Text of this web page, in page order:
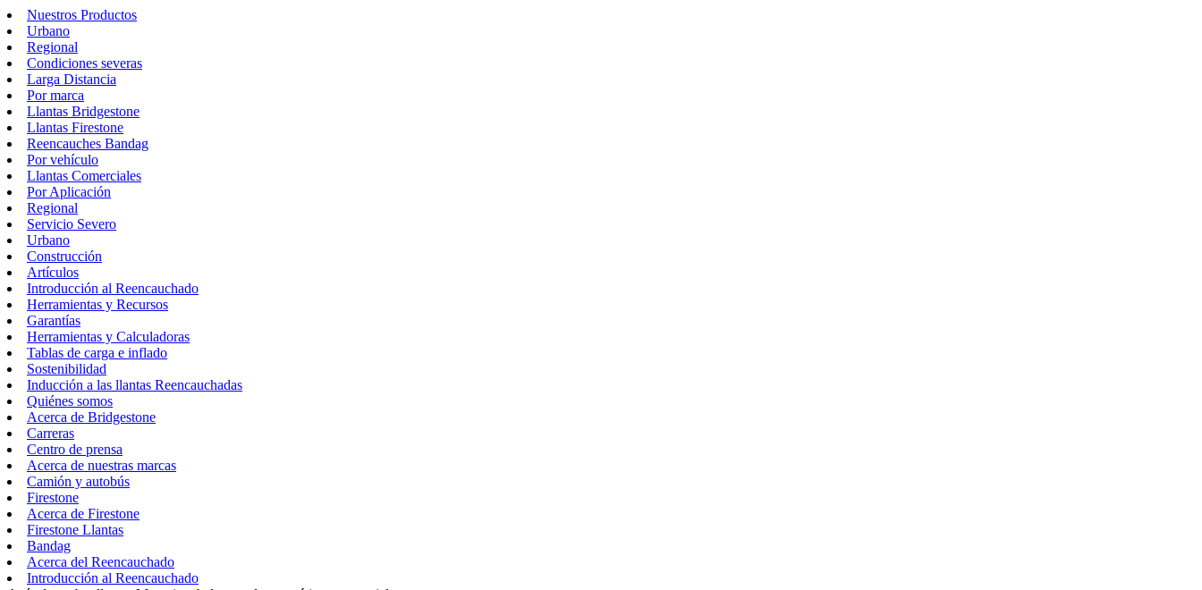
Nuestros Productos
Urbano
Regional
Condiciones severas
Larga Distancia
Por marca
Llantas Bridgestone
Llantas Firestone
Reencauches Bandag
Por vehículo
Llantas Comerciales
Por Aplicación
Regional
Servicio Severo
Urbano
Construcción
Artículos
Introducción al Reencauchado
Herramientas y Recursos
Garantías
Herramientas y Calculadoras
Tablas de carga e inflado
Sostenibilidad
Inducción a las llantas Reencauchadas
Quiénes somos
Acerca de Bridgestone
Carreras
Centro de prensa
Acerca de nuestras marcas
Camión y autobús
Firestone
Acerca de Firestone
Firestone Llantas
Bandag
Acerca del Reencauchado
Introducción al Reencauchado